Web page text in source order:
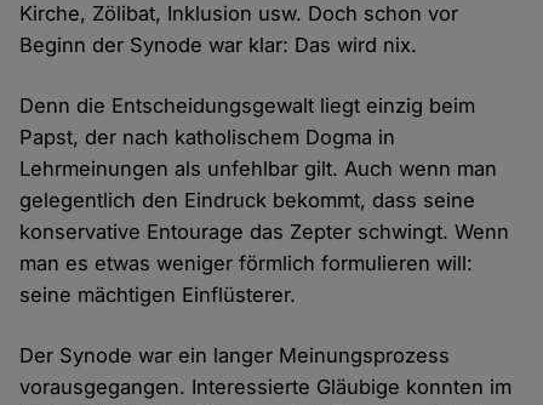
Kirche, Zölibat, Inklusion usw. Doch schon vor
Beginn der Synode war klar: Das wird nix.
Denn die Entscheidungsgewalt liegt einzig beim
Papst, der nach katholischem Dogma in
Lehrmeinungen als unfehlbar gilt. Auch wenn man
gelegentlich den Eindruck bekommt, dass seine
konservative Entourage das Zepter schwingt. Wenn
man es etwas weniger förmlich formulieren will:
seine mächtigen Einflüsterer.
Der Synode war ein langer Meinungsprozess
vorausgegangen. Interessierte Gläubige konnten im